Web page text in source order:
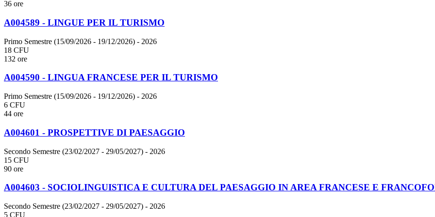
36 ore
A004589 - LINGUE PER IL TURISMO
Primo Semestre (15/09/2026 - 19/12/2026) - 2026
18 CFU
132 ore
A004590 - LINGUA FRANCESE PER IL TURISMO
Primo Semestre (15/09/2026 - 19/12/2026) - 2026
6 CFU
44 ore
A004601 - PROSPETTIVE DI PAESAGGIO
Secondo Semestre (23/02/2027 - 29/05/2027) - 2026
15 CFU
90 ore
A004603 - SOCIOLINGUISTICA E CULTURA DEL PAESAGGIO IN AREA FRANCESE E
Secondo Semestre (23/02/2027 - 29/05/2027) - 2026
5 CFU